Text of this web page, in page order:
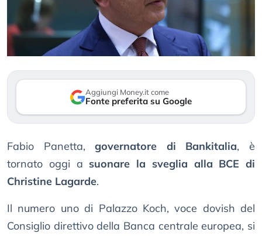
Aggiungi Money.it come
Fonte preferita su Google
Fabio Panetta,governatore di Bankitalia, è
tornato oggi a suonare la sveglia alla BCE di
Christine Lagarde.
Il numero uno di Palazzo Koch, voce dovish del
Consiglio direttivo della Banca centrale europea, si